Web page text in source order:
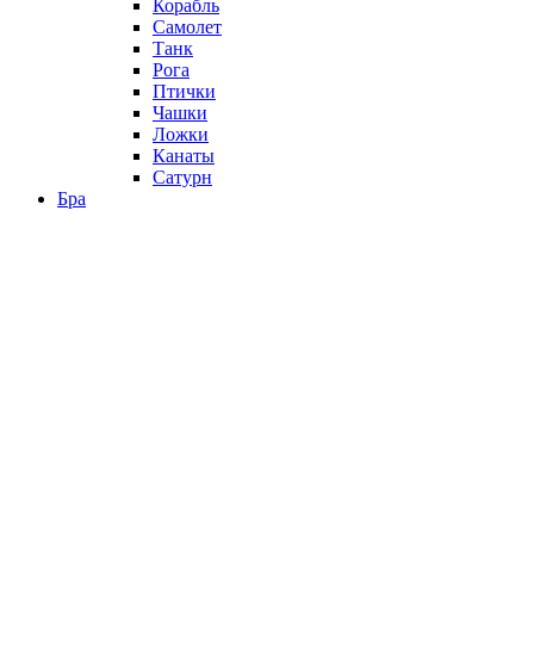
Корабль
Самолет
Танк
Рога
Птички
Чашки
Ложки
Канаты
Сатурн
Бра